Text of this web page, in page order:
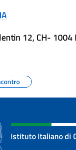
12, CH-
Istituto Italiano di